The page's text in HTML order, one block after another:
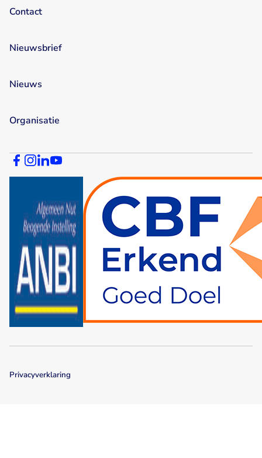
Contact
Nieuwsbrief
Nieuws
Organisatie
Privacyverklaring